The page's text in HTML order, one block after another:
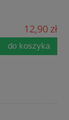
12,90 zł
do koszyka